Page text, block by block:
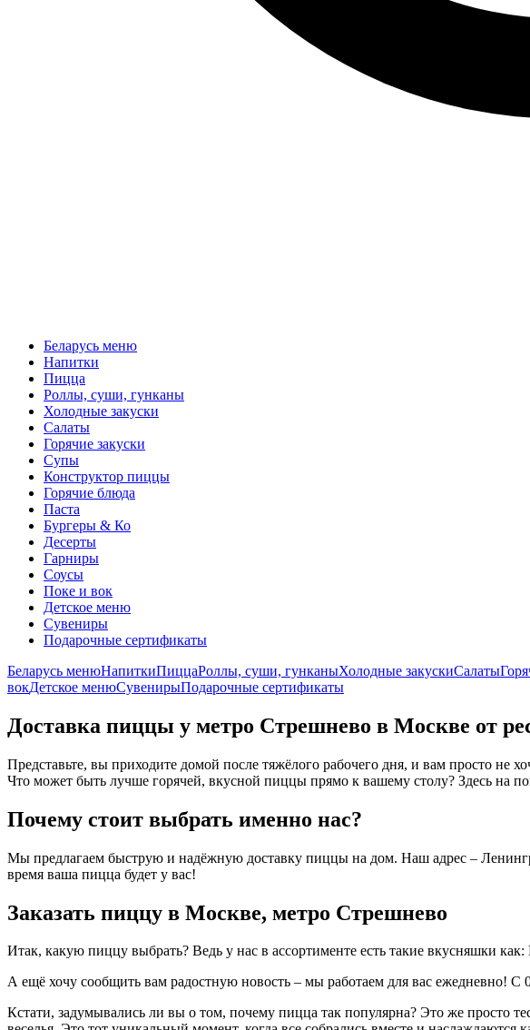
Беларусь меню
Напитки
Пицца
Роллы, суши, гунканы
Холодные закуски
Салаты
Горячие закуски
Супы
Конструктор пиццы
Горячие блюда
Паста
Бургеры & Ко
Десерты
Гарниры
Соусы
Поке и вок
Детское меню
Сувениры
Подарочные сертификаты
Беларусь менюНапиткиПиццаРоллы, суши, гунканыХолодные закускиСалаты
вокДетское менюСувенирыПодарочные сертификаты
Доставка пиццы у метро Стрешнево в Москве от
Представьте, вы приходите домой после тяжёлого рабочего дня, и вам просто не
Что может быть лучше горячей, вкусной пиццы прямо к вашему столу? Здесь на
Почему стоит выбрать именно нас?
Мы предлагаем быструю и надёжную доставку пиццы на дом. Наш адрес –
время ваша пицца будет у вас!
Заказать пиццу в Москве, метро Стрешнево
Итак, какую пиццу выбрать? Ведь у нас в ассортименте есть такие вкусняшки
А ещё хочу сообщить вам радостную новость – мы работаем для вас ежедневно!
Кстати, задумывались ли вы о том, почему пицца так популярна? Это же просто